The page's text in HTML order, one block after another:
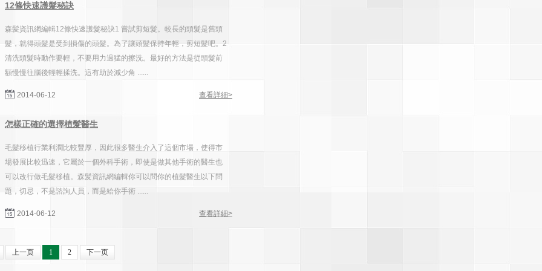
12條快速護髮秘訣
森髪資訊網編輯12條快速護髮秘訣1 嘗試剪短髮。較長的頭髮是舊頭
髮，就得頭髮是受到損傷的頭髮。為了讓頭髮保持年輕，剪短髮吧。2
清洗頭髮時動作要輕，不要用力過猛的擦洗。最好的方法是從頭髮前
額慢慢往腦後輕輕揉洗。這有助於減少角 ......
查看詳細>
2014-06-12
怎樣正確的選擇植髮醫生
毛髮移植行業利潤比較豐厚，因此很多醫生介入了這個市場，使得市
場發展比較迅速，它屬於一個外科手術，即使是做其他手術的醫生也
可以改行做毛髮移植。森髪資訊網編輯你可以問你的植髮醫生以下問
題，切忌，不是諮詢人員，而是給你手術 ......
查看詳細>
2014-06-12
上一页 1 2 下一页